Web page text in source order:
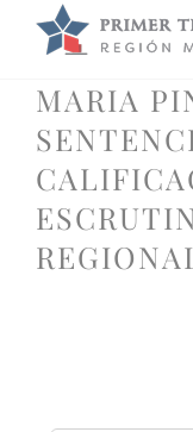
MARIA